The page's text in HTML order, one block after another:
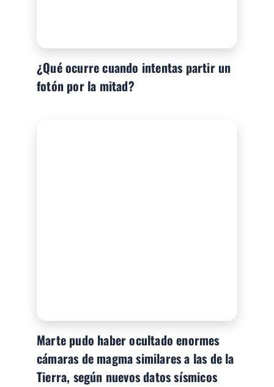
¿Qué ocurre cuando intentas partir un
fotón por la mitad?
Marte pudo haber ocultado enormes
cámaras de magma similares a las de la
Tierra, según nuevos datos sísmicos